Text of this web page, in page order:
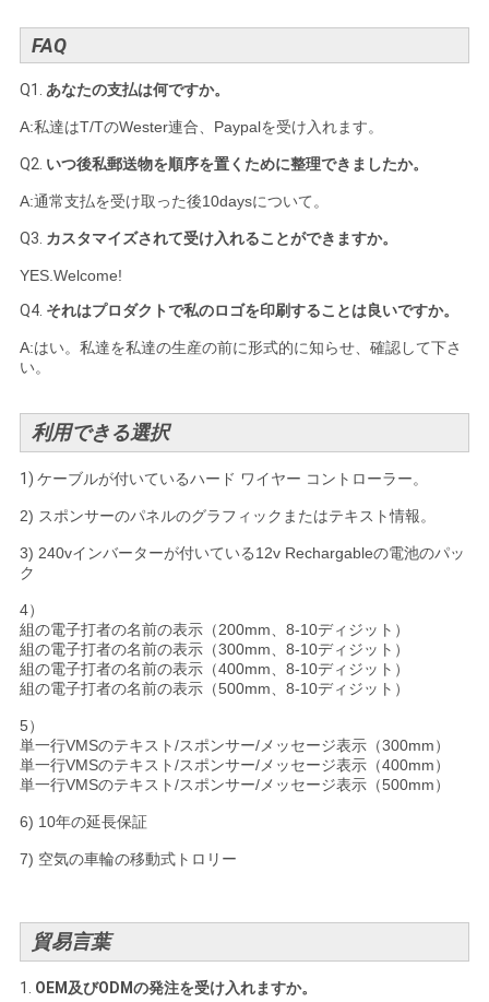
FAQ
Q1. あなたの支払は何ですか。
A:私達はT/TのWester連合、Paypalを受け入れます。
Q2. いつ後私郵送物を順序を置くために整理できましたか。
A:通常支払を受け取った後10daysについて。
Q3. カスタマイズされて受け入れることができますか。
YES.Welcome!
Q4. それはプロダクトで私のロゴを印刷することは良いですか。
A:はい。私達を私達の生産の前に形式的に知らせ、確認して下さ
い。
利用できる選択
1) ケーブルが付いているハード ワイヤー コントローラー。
2) スポンサーのパネルのグラフィックまたはテキスト情報。
3) 240vインバーターが付いている12v Rechargableの電池のパッ
ク
4）
組の電子打者の名前の表示（200mm、8-10ディジット）
組の電子打者の名前の表示（300mm、8-10ディジット）
組の電子打者の名前の表示（400mm、8-10ディジット）
組の電子打者の名前の表示（500mm、8-10ディジット）
5）
単一行VMSのテキスト/スポンサー/メッセージ表示（300mm）
単一行VMSのテキスト/スポンサー/メッセージ表示（400mm）
単一行VMSのテキスト/スポンサー/メッセージ表示（500mm）
6) 10年の延長保証
7) 空気の車輪の移動式トロリー
貿易言葉
1. OEM及びODMの発注を受け入れますか。